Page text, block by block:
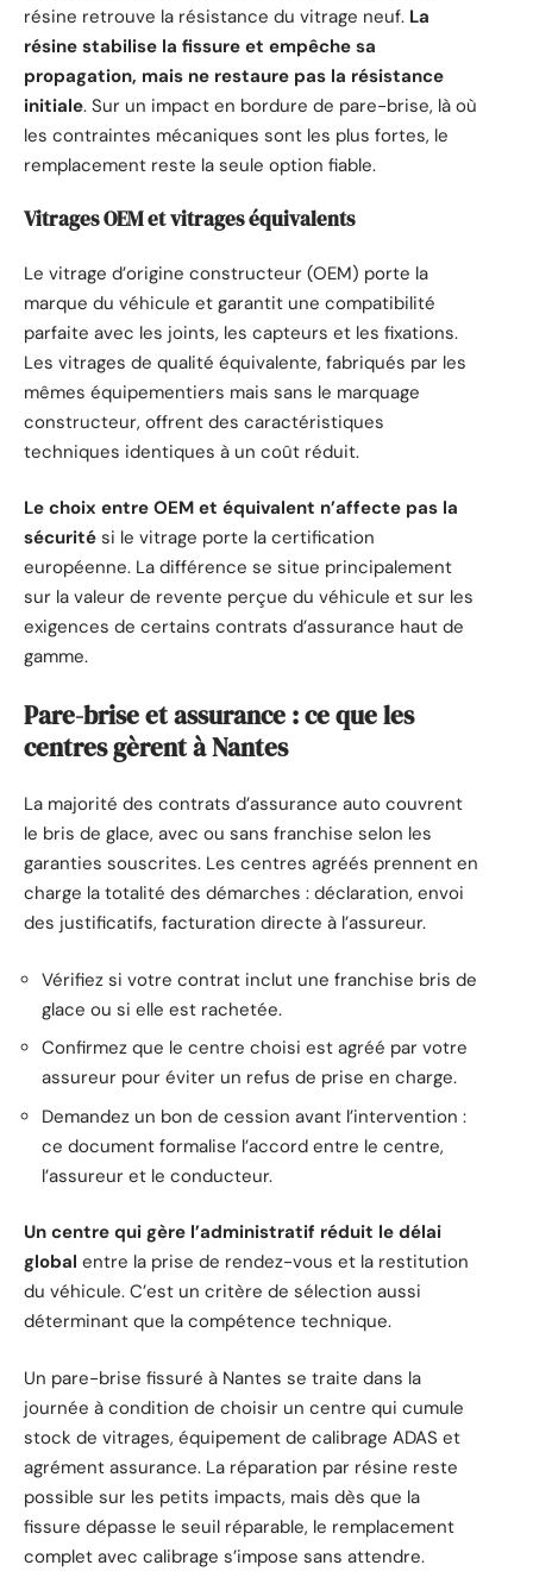
résine retrouve la résistance du vitrage neuf. La
résine stabilise la fissure et empêche sa
propagation, mais ne restaure pas la résistance
initiale. Sur un impact en bordure de pare-brise, là où
les contraintes mécaniques sont les plus fortes, le
remplacement reste la seule option fiable.
Vitrages OEM et vitrages équivalents
Le vitrage d’origine constructeur (OEM) porte la
marque du véhicule et garantit une compatibilité
parfaite avec les joints, les capteurs et les fixations.
Les vitrages de qualité équivalente, fabriqués par les
mêmes équipementiers mais sans le marquage
constructeur, offrent des caractéristiques
techniques identiques à un coût réduit.
Le choix entre OEM et équivalent n’affecte pas la
sécurité si le vitrage porte la certification
européenne. La différence se situe principalement
sur la valeur de revente perçue du véhicule et sur les
exigences de certains contrats d’assurance haut de
gamme.
Pare-brise et assurance : ce que les
centres gèrent à Nantes
La majorité des contrats d’assurance auto couvrent
le bris de glace, avec ou sans franchise selon les
garanties souscrites. Les centres agréés prennent en
charge la totalité des démarches : déclaration, envoi
des justificatifs, facturation directe à l’assureur.
Vérifiez si votre contrat inclut une franchise bris de
glace ou si elle est rachetée.
Confirmez que le centre choisi est agréé par votre
assureur pour éviter un refus de prise en charge.
Demandez un bon de cession avant l’intervention :
ce document formalise l’accord entre le centre,
l’assureur et le conducteur.
Un centre qui gère l’administratif réduit le délai
global entre la prise de rendez-vous et la restitution
du véhicule. C’est un critère de sélection aussi
déterminant que la compétence technique.
Un pare-brise fissuré à Nantes se traite dans la
journée à condition de choisir un centre qui cumule
stock de vitrages, équipement de calibrage ADAS et
agrément assurance. La réparation par résine reste
possible sur les petits impacts, mais dès que la
fissure dépasse le seuil réparable, le remplacement
complet avec calibrage s’impose sans attendre.